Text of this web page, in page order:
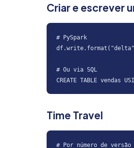
Criar e escrever
# PySpark
# Ou via SQL
CREATE TABLE vendas
Time Travel
# Por número de versão